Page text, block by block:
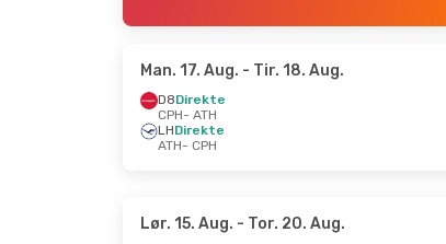
Man. 17. Aug. - Tir. 18. Aug.
D8Direkte
CPH- ATH
LHDirekte
ATH- CPH
Lør. 15. Aug. - Tor. 20. Aug.